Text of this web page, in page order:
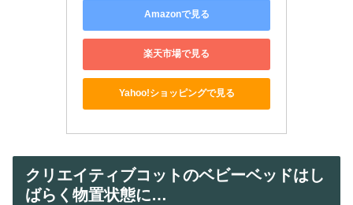
Amazonで見る
楽天市場で見る
Yahoo!ショッピングで見る
クリエイティブコットのベビーベッドはし
ばらく物置状態に…